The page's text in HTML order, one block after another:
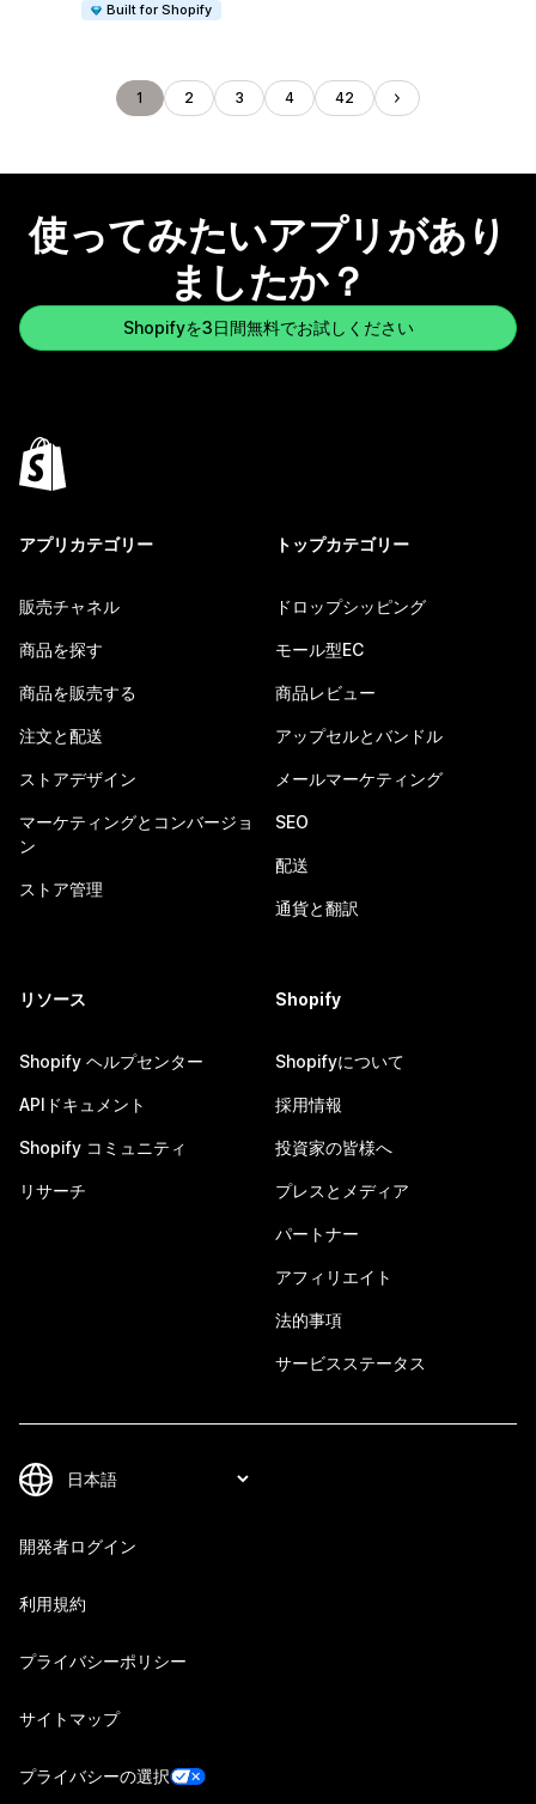
Built for Shopify
1 2 3 4 42
使ってみたいアプリがあり
ましたか？
Shopifyを3日間無料でお試しください
アプリカテゴリー
販売チャネル
商品を探す
商品を販売する
注文と配送
ストアデザイン
マーケティングとコンバージョ
ン
ストア管理
トップカテゴリー
ドロップシッピング
モール型EC
商品レビュー
アップセルとバンドル
メールマーケティング
SEO
配送
通貨と翻訳
リソース
Shopify ヘルプセンター
APIドキュメント
Shopify コミュニティ
リサーチ
Shopify
Shopifyについて
採用情報
投資家の皆様へ
プレスとメディア
パートナー
アフィリエイト
法的事項
サービスステータス
開発者ログイン
利用規約
プライバシーポリシー
サイトマップ
プライバシーの選択